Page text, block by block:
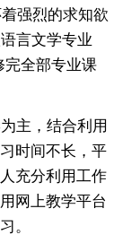
强烈的求知欲
言文学专业
完全部专业课
主，结合利用
时间不长，平
充分利用工作
网上教学平台
。